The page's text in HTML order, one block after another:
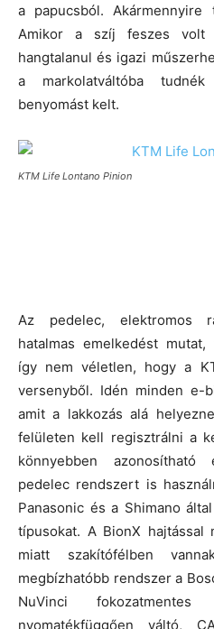
a papucsból.
Amikor a szíj feszes volt
hangtalanul és igazi
a markolatváltóba
benyomást kelt.
KTM Life Lontano Pinion
Az pedelec, elektromos
hatalmas emelkedést mutat,
így nem véletlen, hogy a
versenyből. Idén minden e-
amit a lakkozás alá
felületen kell regisztrálni a
könnyebben azonosítható
pedelec rendszert is
Panasonic és a Shimano
típusokat. A BionX hajtással
miatt szakítófélben
megbízhatóbb rendszer a
NuVinci fokozatmentes
nyomatékfüggően váltó,